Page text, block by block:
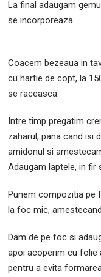
La final adaugam
se incorporeaza.
Coacem bezeaua in
cu hartie de copt, la
se raceasca.
Intre timp pregatim
zaharul, pana cand isi
amidonul si
Adaugam laptele, in fir
Punem compozitia pe
la foc mic,
Dam de pe foc si
apoi acoperim cu folie
pentru a evita